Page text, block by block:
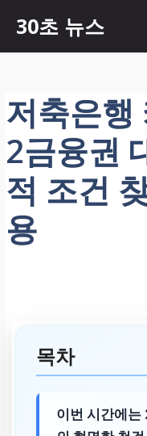
츠
너
기
30초 뉴스
저축은행
2금융권
적 조건
용
목차
이번 시간에는